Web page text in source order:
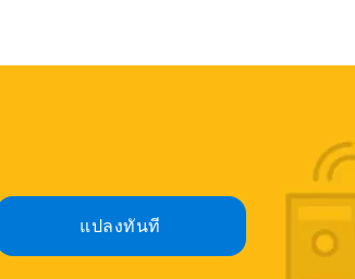
แปลงทันที